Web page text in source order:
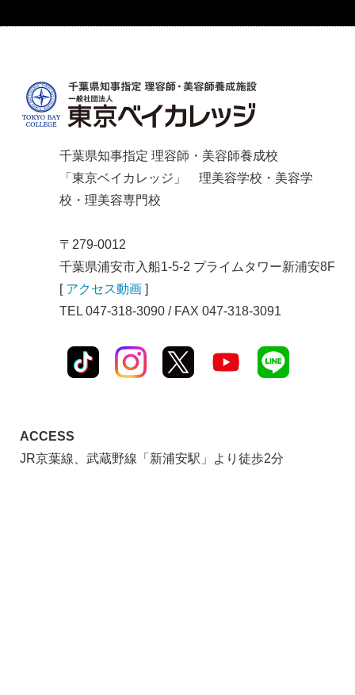
千葉県知事指定 理容師・美容師養成校
「東京ベイカレッジ」 理美容学校・美容学
校・理美容専門校
〒279-0012
千葉県浦安市入船1-5-2 プライムタワー新浦安8F
[ アクセス動画 ]
TEL 047-318-3090 / FAX 047-318-3091
ACCESS
JR京葉線、武蔵野線「新浦安駅」より徒歩2分